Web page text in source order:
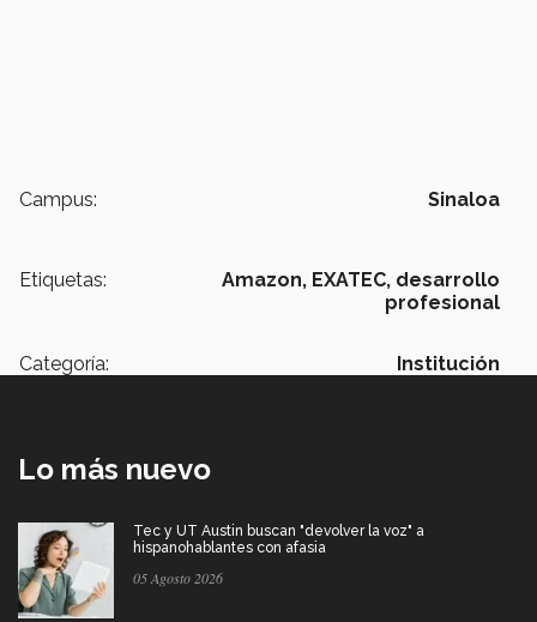
Campus: Sinaloa
Etiquetas: Amazon, EXATEC, desarrollo
profesional
Categoría: Institución
Lo más nuevo
Tec y UT Austin buscan "devolver la voz" a
hispanohablantes con afasia
05 Agosto 2026